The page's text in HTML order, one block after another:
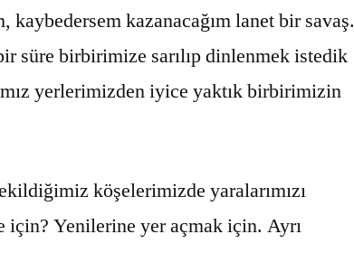
kaybedersem kazanacağım lanet bir savaş.
süre birbirimize sarılıp dinlenmek istedik
yerlerimizden iyice yaktık birbirimizin
köşelerimizde yaralarımızı
için? Yenilerine yer açmak için. Ayrı